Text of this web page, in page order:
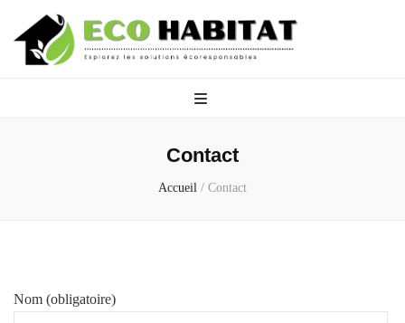
Eco Habitat
Contact
Accueil / Contact
Nom (obligatoire)